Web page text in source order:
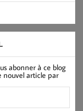
abonner à ce blog
nouvel article par